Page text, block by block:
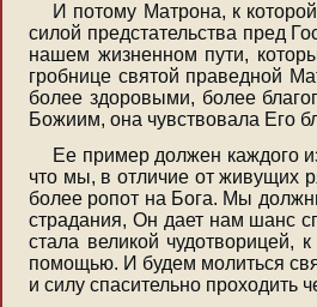
И потому Матрона, к
силой предстательства пред
нашем жизненном пути,
гробнице святой праведной
более здоровыми, более
Божиим, она чувствовала Его
Ее пример должен каждого
что мы, в отличие от живущих
более ропот на Бога. Мы
страдания, Он дает нам шанс
стала великой
помощью. И будем молиться
и силу спасительно проходить